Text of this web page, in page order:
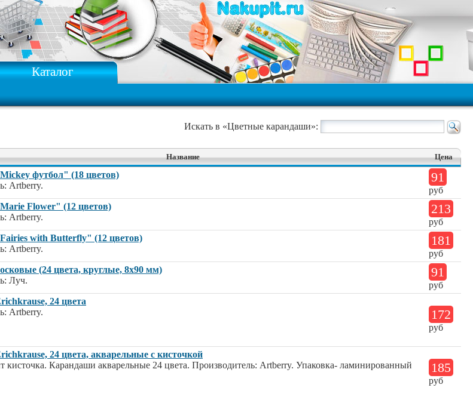
Каталог
Искать в «Цветные карандаши»:
Название Цена
футбол" (18 цветов)
Artberry.
91
руб
Flower" (12 цветов)
Artberry.
213
руб
with Butterfly" (12 цветов)
Artberry.
181
руб
(24 цвета, круглые, 8х90 мм)
Луч.
91
руб
24 цвета
Artberry.
172
руб
24 цвета, акварельные с кисточкой
кисточка. Карандаши акварельные 24 цвета. Производитель: Artberry. Упаковка- ламинированный
185
руб